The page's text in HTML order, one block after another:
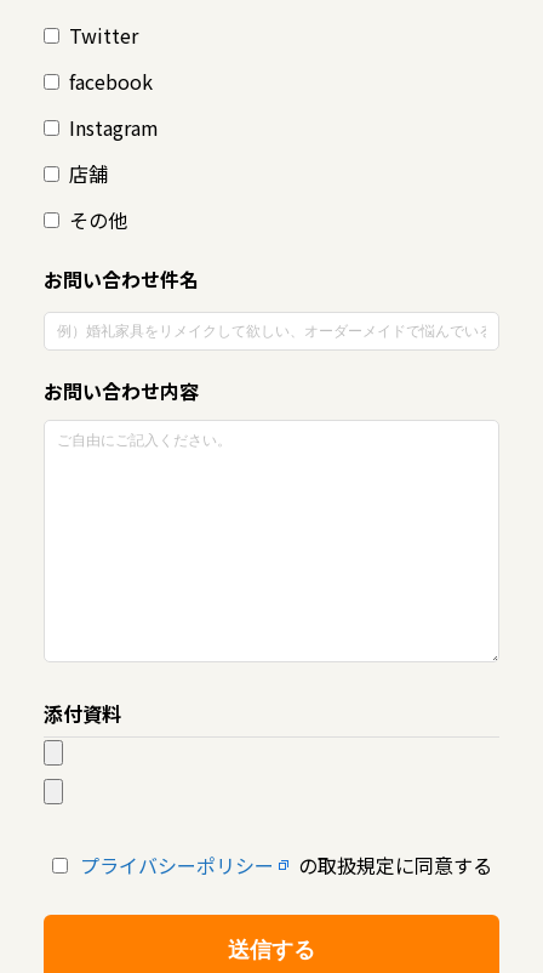
Twitter
facebook
Instagram
店舗
その他
お問い合わせ件名
お問い合わせ内容
添付資料
プライバシーポリシー の取扱規定に同意する